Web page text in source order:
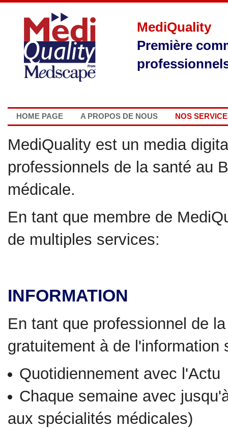
MediQuality
Première
HOME PAGE A PROPOS DE NOUS NOS
MediQuality est un media
professionnels de la santé au
médicale.
En tant que membre de
de multiples services:
INFORMATION
En tant que professionnel de
gratuitement à de l'information
Quotidiennement avec l'Actu
Chaque semaine avec
aux spécialités médicales)